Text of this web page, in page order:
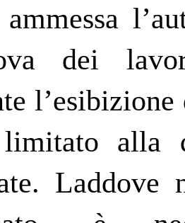
dei
limitato alla
Laddove